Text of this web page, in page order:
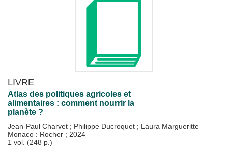
LIVRE
Atlas des politiques agricoles et
alimentaires : comment nourrir la
planète ?
Jean-Paul Charvet ; Philippe Ducroquet ; Laura Margueritte
Monaco : Rocher ; 2024
1 vol. (248 p.)